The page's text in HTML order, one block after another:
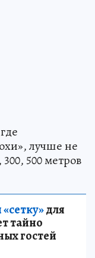
лучше не
500 метров
для
тайно
гостей